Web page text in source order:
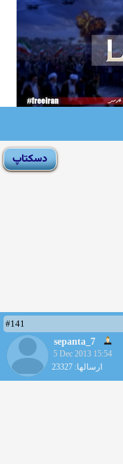
#141
sepanta_7
5 Dec 2013 15:54
ارسالها: 23327